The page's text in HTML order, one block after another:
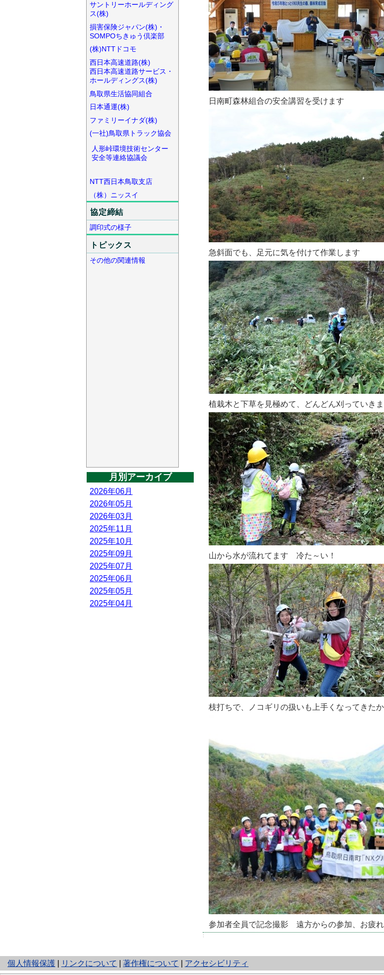
サントリーホールディング
ス(株)
損害保険ジャパン(株)・
SOMPOちきゅう倶楽部
(株)NTTドコモ
西日本高速道路(株)
西日本高速道路サービス・
ホールディングス(株)
鳥取県生活協同組合
日本通運(株)
ファミリーイナダ(株)
(一社)鳥取県トラック協会
人形峠環境技術センター
安全等連絡協議会
NTT西日本鳥取支店
（株）ニッスイ
協定締結
調印式の様子
トピックス
その他の関連情報
月別アーカイブ
2026年06月
2026年05月
2026年03月
2025年11月
2025年10月
2025年09月
2025年07月
2025年06月
2025年05月
2025年04月
日南町森林組合の安全講習を受けます
急斜面でも、足元に気を付けて作業します
植栽木と下草を見極めて、どんどん刈っていき
山から水が流れてます 冷た～い！
枝打ちで、ノコギリの扱いも上手くなってきた
参加者全員で記念撮影 遠方からの参加、お疲れ
:
個人情報保護
と
り
リンクについて 著作権について アクセシビリティ